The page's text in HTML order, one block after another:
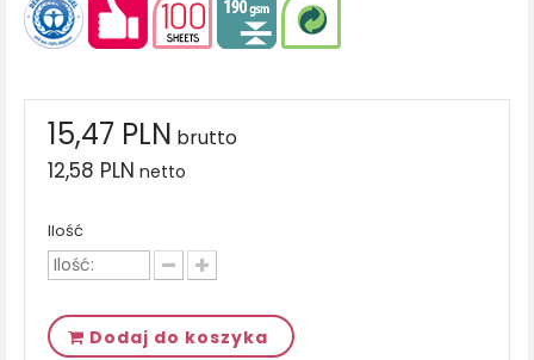
15,47 PLN brutto
12,58 PLN netto
Ilość
Dodaj do koszyka